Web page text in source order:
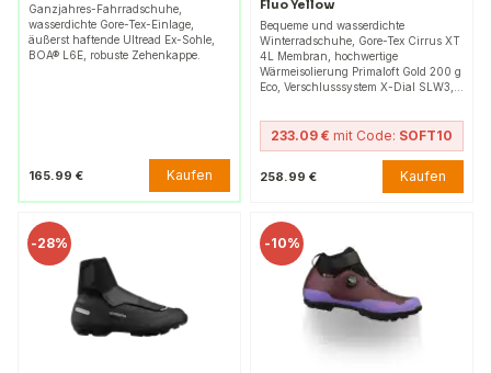
Ganzjahres-Fahrradschuhe,
wasserdichte Gore-Tex-Einlage,
äußerst haftende Ultread Ex-Sohle,
BOA® L6E, robuste Zehenkappe.
165.99 € Kaufen
Fluo Yellow
Bequeme und wasserdichte
Winterradschuhe, Gore-Tex Cirrus XT
4L Membran, hochwertige
Wärmeisolierung Primaloft Gold 200 g
Eco, Verschlusssystem X-Dial SLW3,…
233.09 € mit Code: SOFT10
258.99 € Kaufen
-28% -10%